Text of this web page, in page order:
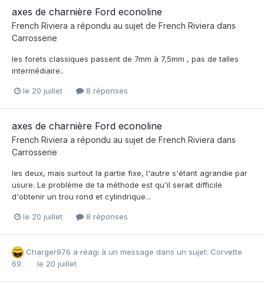
axes de charnière Ford econoline
French Riviera a répondu au sujet de French Riviera dans
Carrosserie
les forets classiques passent de 7mm à 7,5mm , pas de talles
intermédiaire..
le 20 juillet 8 réponses
axes de charnière Ford econoline
French Riviera a répondu au sujet de French Riviera dans
Carrosserie
les deux, mais surtout la partie fixe, l'autre s'étant agrandie par
usure. Le problème de ta méthode est qu'il serait difficile
d'obtenir un trou rond et cylindrique...
le 20 juillet 8 réponses
Charger976 a réagi à un message dans un sujet: Corvette
69.
le 20 juillet